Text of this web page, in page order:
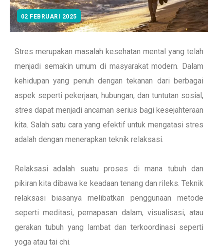
02 FEBRUARI 2025
Stres merupakan masalah kesehatan mental yang telah
menjadi semakin umum di masyarakat modern. Dalam
kehidupan yang penuh dengan tekanan dari berbagai
aspek seperti pekerjaan, hubungan, dan tuntutan sosial,
stres dapat menjadi ancaman serius bagi kesejahteraan
kita. Salah satu cara yang efektif untuk mengatasi stres
adalah dengan menerapkan teknik relaksasi.
Relaksasi adalah suatu proses di mana tubuh dan
pikiran kita dibawa ke keadaan tenang dan rileks. Teknik
relaksasi biasanya melibatkan penggunaan metode
seperti meditasi, pernapasan dalam, visualisasi, atau
gerakan tubuh yang lambat dan terkoordinasi seperti
yoga atau tai chi.